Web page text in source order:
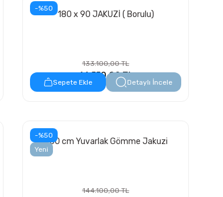
-%50
180 x 90 JAKUZİ ( Borulu)
133.100,00 TL
66.550,00 TL
Sepete Ekle Detaylı İncele
-%50
Yeni
200 cm Yuvarlak Gömme Jakuzi
144.100,00 TL